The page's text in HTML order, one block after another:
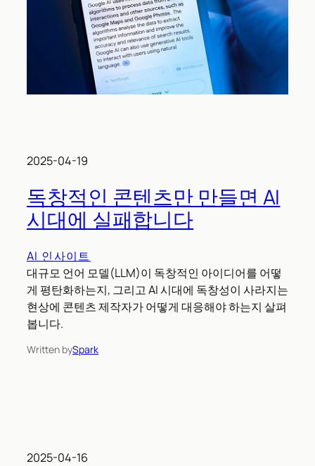
2025-04-19
독창적인 콘텐츠만 만들면 AI
시대에 실패합니다
AI 인사이트
대규모 언어 모델(LLM)이 독창적인 아이디어를 어떻
게 평탄화하는지, 그리고 AI 시대에 독창성이 사라지는
현상에 콘텐츠 제작자가 어떻게 대응해야 하는지 살펴
봅니다.
Written bySpark
2025-04-16